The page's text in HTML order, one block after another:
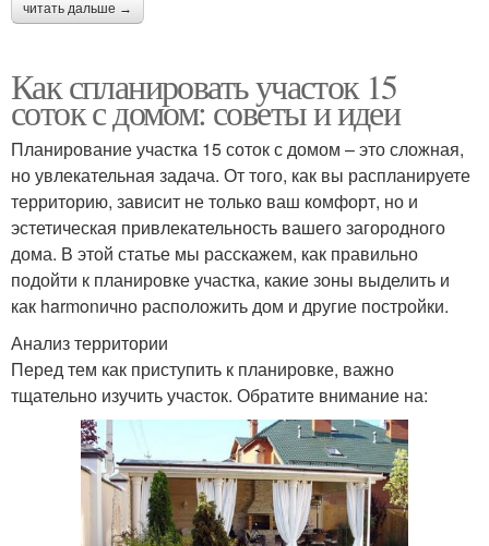
читать дальше →
Как спланировать участок 15
соток с домом: советы и идеи
Планирование участка 15 соток с домом – это сложная,
но увлекательная задача. От того, как вы распланируете
территорию, зависит не только ваш комфорт, но и
эстетическая привлекательность вашего загородного
дома. В этой статье мы расскажем, как правильно
подойти к планировке участка, какие зоны выделить и
как harmonично расположить дом и другие постройки.
Анализ территории
Перед тем как приступить к планировке, важно
тщательно изучить участок. Обратите внимание на: